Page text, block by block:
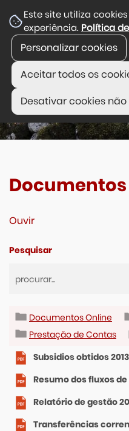
Este site utiliza
experiência. Política
Personalizar cookies
Aceitar todos os
Desativar cookies
Ouvir
Pesquisar
Documentos Online
Prestação de Contas
Subsidios obtidos 2013
Resumo dos fluxos de
Relatório de gestão
Transferências